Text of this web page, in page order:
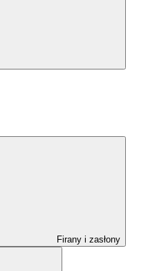
Firany i zasłony